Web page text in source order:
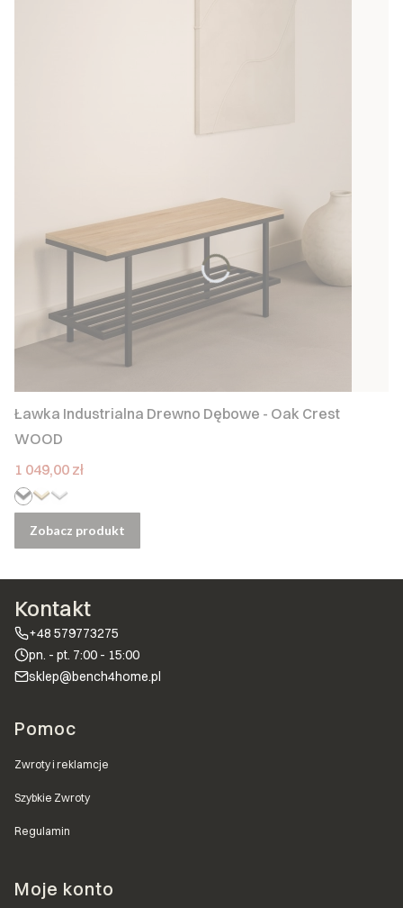
Ławka Industrialna Drewno Dębowe - Oak Crest
WOOD
Cena
1 049,00 zł
Zobacz produkt
Kontakt
+48 579773275
pn. - pt. 7:00 - 15:00
sklep@bench4home.pl
Linki w stopce
Pomoc
Zwroty i reklamcje
Szybkie Zwroty
Regulamin
Moje konto